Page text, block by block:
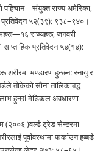
पहिचान—संयुक्त राज्य अमेरिका,
५२(३९): ९३८–९४०।
राज्यहरू, जनवरी
प्रतिवेदन ५४(१४):
भण्डारण हुन्छन: स्नायु र
तोकेको सौना तालिकाबद्ध
लाभ हुन्छl मेडिकल अवधारणा
)वर्ल्ड ट्रेड सेन्टरमा
पूर्वावस्थामा फर्काउन हब्बर्ड